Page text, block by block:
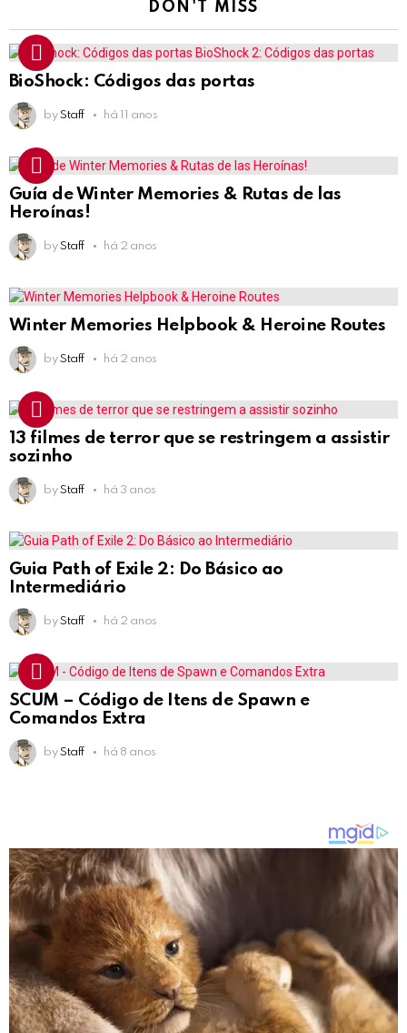
DON'T MISS
BioShock: Códigos das portas
by Staff há 11 anos
Guía de Winter Memories & Rutas de las
Heroínas!
by Staff há 2 anos
Winter Memories Helpbook & Heroine Routes
by Staff há 2 anos
13 filmes de terror que se restringem a assistir
sozinho
by Staff há 3 anos
Guia Path of Exile 2: Do Básico ao
Intermediário
by Staff há 2 anos
SCUM – Código de Itens de Spawn e
Comandos Extra
by Staff há 8 anos